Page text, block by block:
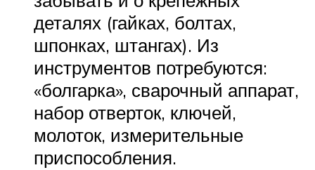
деталях (гайках, болтах,
шпонках, штангах). Из
инструментов потребуются:
«болгарка», сварочный аппарат,
набор отверток, ключей,
молоток, измерительные
приспособления.